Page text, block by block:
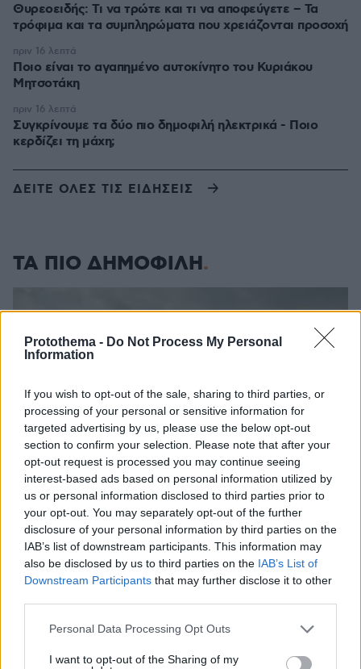
Protothema - Do Not Process My Personal
Information
If you wish to opt-out of the sale, sharing to third parties, or
processing of your personal or sensitive information for
targeted advertising by us, please use the below opt-out
section to confirm your selection. Please note that after your
opt-out request is processed you may continue seeing
interest-based ads based on personal information utilized by
us or personal information disclosed to third parties prior to
your opt-out. You may separately opt-out of the further
disclosure of your personal information by third parties on the
IAB’s list of downstream participants. This information may
also be disclosed by us to third parties on the IAB’s List of
Downstream Participants that may further disclose it to other
Please note that this website/app uses one or more Google
not limited to your visit or usage behaviour. You may click to
Personal Data Processing Opt Outs
I want to opt-out of the Sharing of my
Θυρεοειδής: Τι να τρώτε και τι να αποφεύγετε – Τα
τρόφιμα και τα συμπληρώματα που χρειάζονται προσοχή
Ποιο είναι το αγαπημένο αυτοκίνητο του Κυριάκου
Μητσοτάκη
πριν 16 λεπτά
Συγκρίνουμε τα δύο πιο δημοφιλή ηλεκτρικά - Ποιο
κερδίζει τη μάχη;
πριν 16 λεπτά
ΔΕΙΤΕ ΟΛΕΣ ΤΙΣ ΕΙΔΗΣΕΙΣ
ΤΑ ΠΙΟ ΔΗΜΟΦΙΛΗ
100.00%
Οικογενειακή τραγωδία στις Σέρρες, μητέρα και